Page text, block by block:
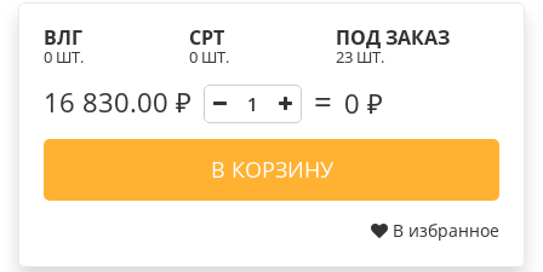
ВЛГ
0 ШТ.
СРТ
0 ШТ.
ПОД ЗАКАЗ
23 ШТ.
16 830.00 ₽ 0 ₽
В КОРЗИНУ
В избранное